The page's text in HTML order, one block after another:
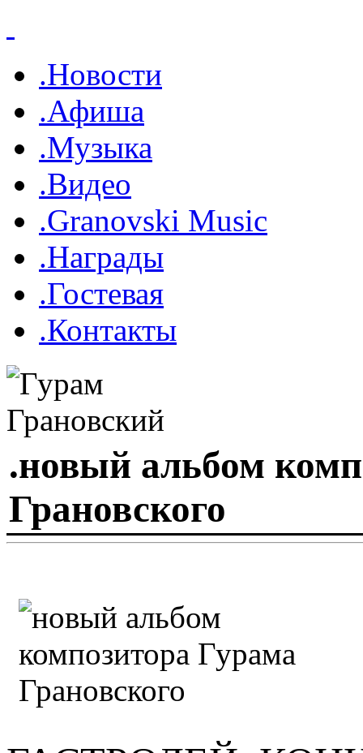
.Новости
.Афиша
.Музыка
.Видео
.Granovski Music
.Награды
.Гостевая
.Контакты
.новый альбом
Грановского